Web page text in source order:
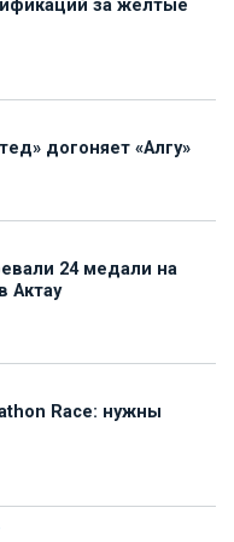
за желтые
догоняет «Алгу»
24 медали на
Актау
Race: нужны